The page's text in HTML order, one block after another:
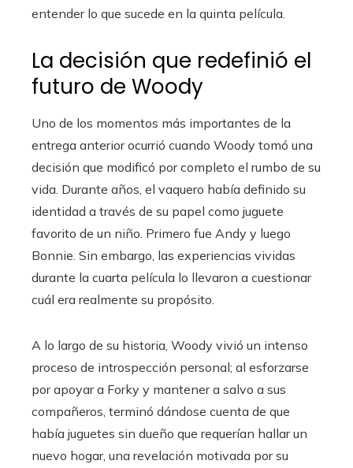
entender lo que sucede en la quinta película.
La decisión que redefinió el
futuro de Woody
Uno de los momentos más importantes de la
entrega anterior ocurrió cuando Woody tomó una
decisión que modificó por completo el rumbo de su
vida. Durante años, el vaquero había definido su
identidad a través de su papel como juguete
favorito de un niño. Primero fue Andy y luego
Bonnie. Sin embargo, las experiencias vividas
durante la cuarta película lo llevaron a cuestionar
cuál era realmente su propósito.
A lo largo de su historia, Woody vivió un intenso
proceso de introspección personal; al esforzarse
por apoyar a Forky y mantener a salvo a sus
compañeros, terminó dándose cuenta de que
había juguetes sin dueño que requerían hallar un
nuevo hogar, una revelación motivada por su